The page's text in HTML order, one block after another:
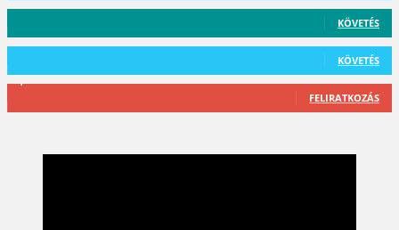
59 Követő
KÖVETÉS
101 Követő
KÖVETÉS
2,589 Feliratkozó
FELIRATKOZÁS